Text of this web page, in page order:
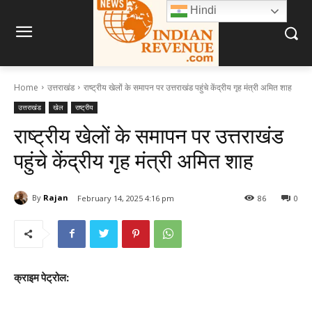
Home उत्तराखंड राष्ट्रीय खेलों के समापन पर उत्तराखंड पहुंचे केंद्रीय गृह मंत्री अमित शाह
उत्तराखंड खेल राष्ट्रीय
राष्ट्रीय खेलों के समापन पर उत्तराखंड
पहुंचे केंद्रीय गृह मंत्री अमित शाह
By Rajan February 14, 2025 4:16 pm 0
86
क्राइम पेट्रोल:
Hindi